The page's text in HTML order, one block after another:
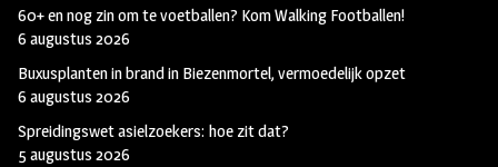
60+ en nog zin om te voetballen? Kom Walking Footballen!
6 augustus 2026
Buxusplanten in brand in Biezenmortel, vermoedelijk opzet
6 augustus 2026
Spreidingswet asielzoekers: hoe zit dat?
5 augustus 2026